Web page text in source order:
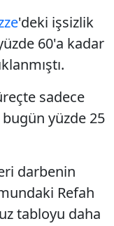
'deki işsizlik
60'a kadar
sadece
bugün yüzde 25
darbenin
Refah
tabloyu daha